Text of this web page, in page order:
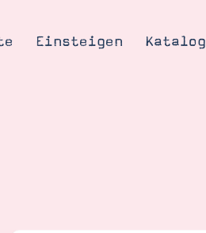
Einsteigen Katalog